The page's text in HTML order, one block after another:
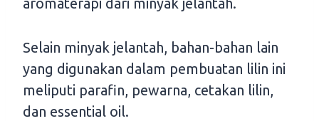
Selain minyak jelantah, bahan-bahan lain
yang digunakan dalam pembuatan lilin ini
meliputi parafin, pewarna, cetakan lilin,
dan essential oil.